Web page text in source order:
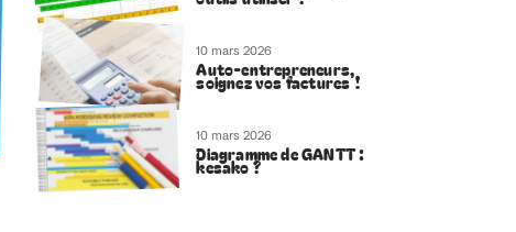
10 mars 2026
Auto-entrepreneurs,
soignez vos factures !
10 mars 2026
Diagramme de GANTT :
kesako ?